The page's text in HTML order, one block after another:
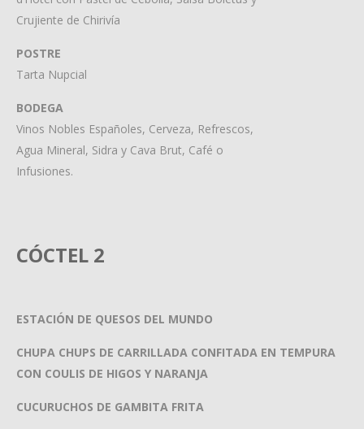
Crujiente de Chirivía
POSTRE
Tarta Nupcial
BODEGA
Vinos Nobles Españoles, Cerveza, Refrescos,
Agua Mineral, Sidra y Cava Brut, Café o
Infusiones.
CÓCTEL 2
ESTACIÓN DE QUESOS DEL MUNDO
CHUPA CHUPS DE CARRILLADA CONFITADA EN TEMPURA
CON COULIS DE HIGOS Y NARANJA
CUCURUCHOS DE GAMBITA FRITA